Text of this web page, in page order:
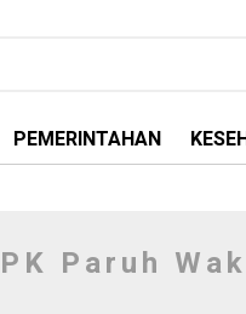
PEMERINTAHAN
Paruh